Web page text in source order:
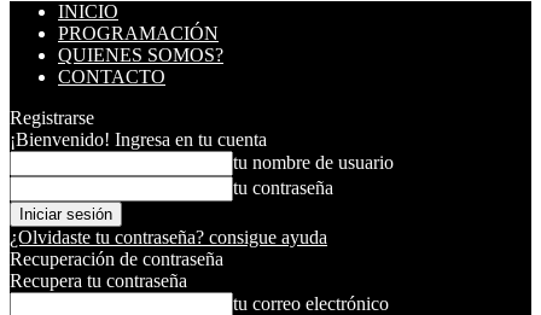
INICIO
PROGRAMACIÓN
QUIENES SOMOS?
CONTACTO
Registrarse
¡Bienvenido! Ingresa en tu cuenta
tu nombre de usuario
tu contraseña
¿Olvidaste tu contraseña? consigue ayuda
Recuperación de contraseña
Recupera tu contraseña
tu correo electrónico